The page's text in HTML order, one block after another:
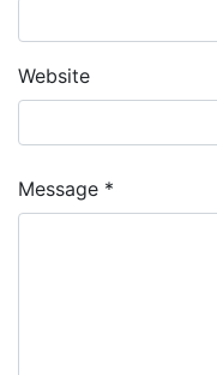
Website
Message *